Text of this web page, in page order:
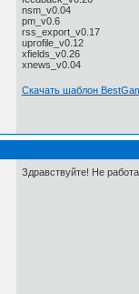
nsm_v0.04
pm_v0.6
rss_export_v0.17
uprofile_v0.12
xfields_v0.26
xnews_v0.04
Скачать шаблон
Здравствуйте! Не